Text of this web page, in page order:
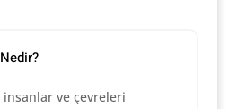
ve çevreleri